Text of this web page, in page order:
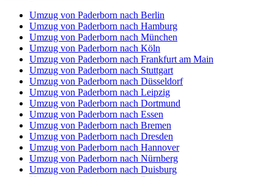
Umzug von Paderborn nach Berlin
Umzug von Paderborn nach Hamburg
Umzug von Paderborn nach München
Umzug von Paderborn nach Köln
Umzug von Paderborn nach Frankfurt am Main
Umzug von Paderborn nach Stuttgart
Umzug von Paderborn nach Düsseldorf
Umzug von Paderborn nach Leipzig
Umzug von Paderborn nach Dortmund
Umzug von Paderborn nach Essen
Umzug von Paderborn nach Bremen
Umzug von Paderborn nach Dresden
Umzug von Paderborn nach Hannover
Umzug von Paderborn nach Nürnberg
Umzug von Paderborn nach Duisburg